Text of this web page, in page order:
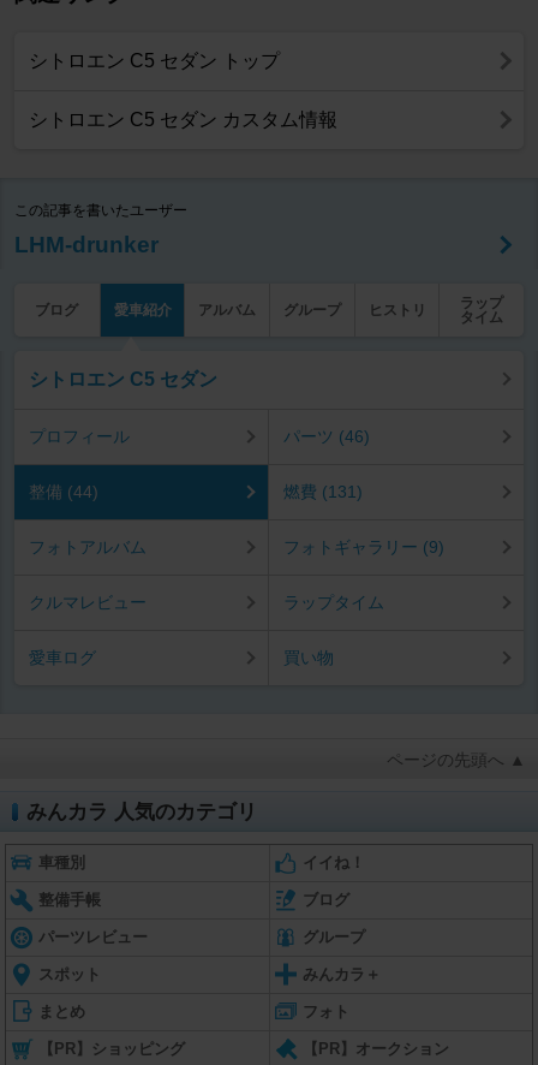
シトロエン C5 セダン トップ
シトロエン C5 セダン カスタム情報
この記事を書いたユーザー
LHM-drunker
ブログ 愛車紹介 アルバム グループ ヒストリ
ラップ
タイム
シトロエン C5 セダン
プロフィール パーツ (46)
整備 (44) 燃費 (131)
フォトアルバム フォトギャラリー (9)
クルマレビュー ラップタイム
愛車ログ 買い物
ページの先頭へ ▲
みんカラ 人気のカテゴリ
車種別 イイね！
整備手帳 ブログ
パーツレビュー グループ
スポット みんカラ＋
まとめ フォト
【PR】ショッピング 【PR】オークション